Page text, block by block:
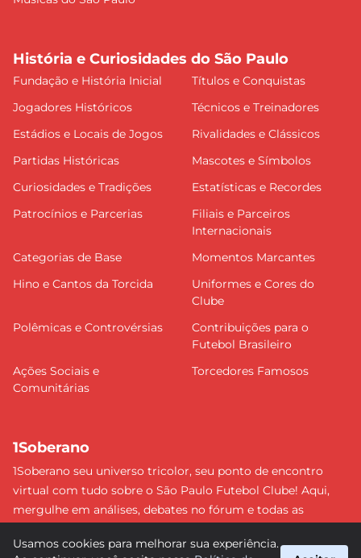
História e Curiosidades do São Paulo
Fundação e História Inicial
Títulos e Conquistas
Jogadores Históricos
Técnicos e Treinadores
Estádios e Locais de Jogos
Rivalidades e Clássicos
Partidas Históricas
Mascotes e Símbolos
Curiosidades e Tradições
Estatísticas e Recordes
Patrocínios e Parcerias
Filiais e Parceiros
Internacionais
Categorias de Base
Momentos Marcantes
Hino e Cantos da Torcida
Uniformes e Cores do
Clube
Polêmicas e Controvérsias
Contribuições para o
Futebol Brasileiro
Ações Sociais e
Comunitárias
Torcedores Famosos
1Soberano
1Soberano seu universo tricolor, seu ponto de encontro
virtual com tudo sobre o São Paulo Futebol Clube! Aqui,
mergulhe em análises, debates no fórum e todas as
detalhe e faça parte dessa comunidade apaixonada pelo
Usamos cookies para melhorar sua experiência.